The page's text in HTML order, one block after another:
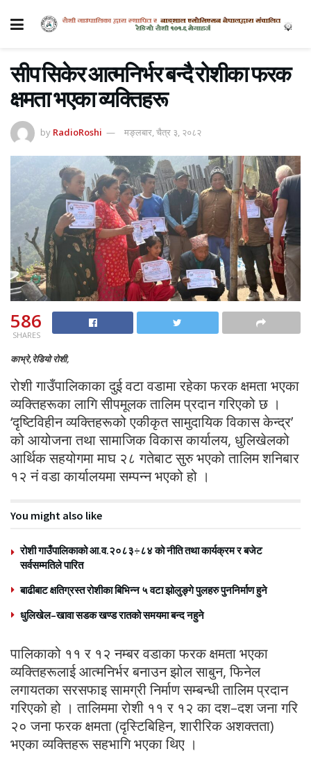
सीप सिकेर आत्मनिर्भर बन्दै रोशीका फरक
क्षमता भएका व्यक्तिहरू
by RadioRoshi मङ्लबार, चैत्र ३, २०८२
586
SHARES
काभ्रे,रेडियो रोशी,
रोशी गाउँपालिकाका दुई वटा वडामा रहेका फरक क्षमता भएका
व्यक्तिहरूका लागि सीपमूलक तालिम प्रदान गरिएको छ ।
‘दृष्टिविहीन व्यक्तिहरूको एकीकृत सामुदायिक विकास केन्द्र’
को आयोजना तथा सामाजिक विकास कार्यालय, धुलिखेलको
आर्थिक सहयोगमा माघ २८ गतेबाट सुरु भएको तालिम शनिबार
१२ नं वडा कार्यालयमा सम्पन्न भएको हो ।
You might also like
रोशी गाउँपालिकाको आ.व.२०८३÷८४ को नीति तथा कार्यक्रम र बजेट
सर्वसम्मतिले पारित
बाढीबाट क्षतिग्रस्त रोशीका बिभिन्न ५ वटा झोलुङ्गे पुलहरु पुननिर्माण हुने
धुलिखेल–खावा सडक खण्ड रातको समयमा बन्द नहुने
पालिकाको ११ र १२ नम्बर वडाका फरक क्षमता भएका
व्यक्तिहरूलाई आत्मनिर्भर बनाउन झोल साबुन, फिनेल
लगायतका सरसफाइ सामग्री निर्माण सम्बन्धी तालिम प्रदान
गरिएको हो । तालिममा रोशी ११ र १२ का दश–दश जना गरि
२० जना फरक क्षमता (दृस्टिबिहिन, शारीरिक अशक्तता)
भएका व्यक्तिहरू सहभागि भएका थिए ।